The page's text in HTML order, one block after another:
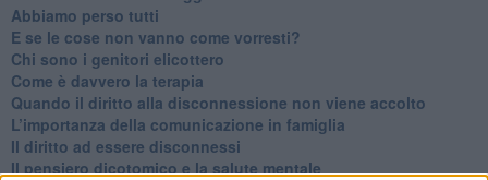
​Abbiamo perso tutti
E se le cose non vanno come vorresti?
​Chi sono i genitori elicottero
Come è davvero la terapia
Quando il diritto alla disconnessione non viene accolto
​L’importanza della comunicazione in famiglia
​Il diritto ad essere disconnessi
​Il pensiero dicotomico e la salute mentale